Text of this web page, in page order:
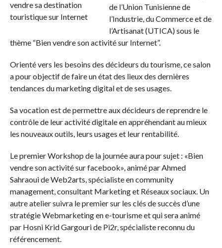
de l’Union Tunisienne de
l’Industrie, du Commerce et de
l’Artisanat (UTICA) sous le
thème “Bien vendre son activité sur Internet”.
Orienté vers les besoins des décideurs du tourisme, ce salon
a pour objectif de faire un état des lieux des dernières
tendances du marketing digital et de ses usages.
Sa vocation est de permettre aux décideurs de reprendre le
contrôle de leur activité digitale en appréhendant au mieux
les nouveaux outils, leurs usages et leur rentabilité.
Le premier Workshop de la journée aura pour sujet : «Bien
vendre son activité sur facebook», animé par Ahmed
Sahraoui de Web2arts, spécialiste en community
management, consultant Marketing et Réseaux sociaux. Un
autre atelier suivra le premier sur les clés de succès d’une
stratégie Webmarketing en e-tourisme et qui sera animé
par Hosni Krid Gargouri de Pi2r, spécialiste reconnu du
référencement.